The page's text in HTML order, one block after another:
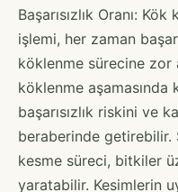
Başarısızlık Oranı:
işlemi, her zaman
köklenme sürecine
köklenme aşamasında
başarısızlık riskini ve
beraberinde getirebilir.
kesme süreci, bitkiler
yaratabilir. Kesimlerin